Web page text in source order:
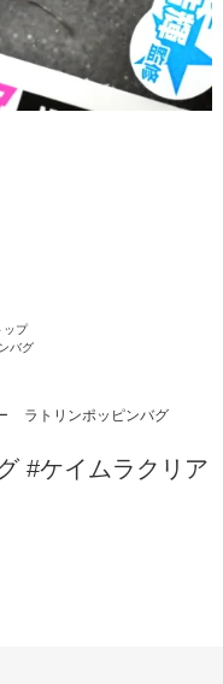
ップ
バグ
ラトリンポッピンバグ
#ケイムラクリア